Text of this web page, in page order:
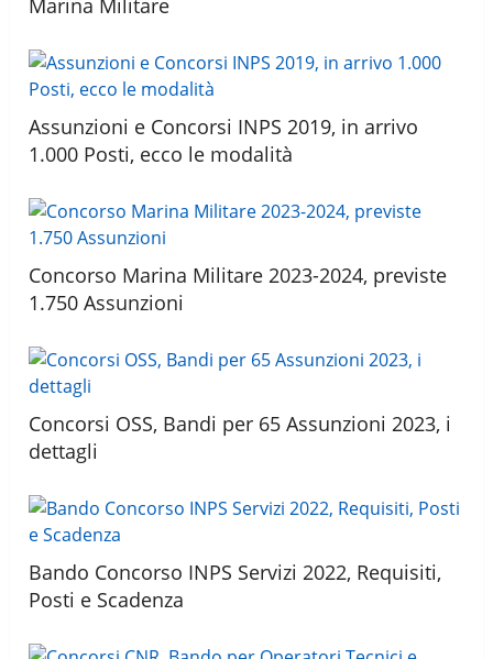
Marina Militare
Assunzioni e Concorsi INPS 2019, in arrivo
1.000 Posti, ecco le modalità
Concorso Marina Militare 2023-2024, previste
1.750 Assunzioni
Concorsi OSS, Bandi per 65 Assunzioni 2023, i
dettagli
Bando Concorso INPS Servizi 2022, Requisiti,
Posti e Scadenza